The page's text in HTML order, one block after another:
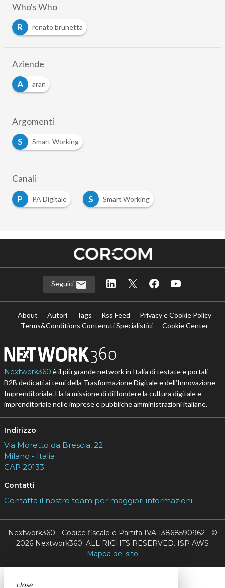
Who's Who
R
renato brunetta
Aziende
A
aran
Argomenti
S
Smart Working
Canali
P
PA Digitale S Smart Working
Seguici
About Autori Tags Rss Feed
Privacy e Cookie Policy
Terms&Conditions Contenuti Specialistici
Cookie Center
Nextwork360 è il più grande network in Italia di testate e portali
B2B dedicati ai temi della Trasformazione Digitale e dell’Innovazione
Imprenditoriale. Ha la missione di diffondere la cultura digitale e
imprenditoriale nelle imprese e pubbliche amministrazioni italiane.
Indirizzo
Via Moretto da Brescia, 22
Milano - Italia
CAP 20133
Contatti
Contatta il nostro team per maggiori informazioni
Nextwork360 - Codice fiscale e Partita IVA 13868590962 - ©
2026 Nextwork360. ALL RIGHTS RESERVED. ISP AWS
Mappa del sito
close